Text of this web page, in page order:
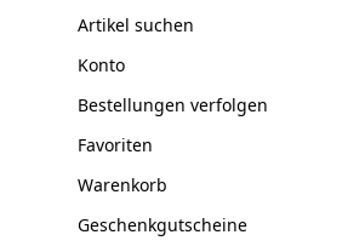
Artikel suchen
Konto
Bestellungen verfolgen
Favoriten
Warenkorb
Geschenkgutscheine